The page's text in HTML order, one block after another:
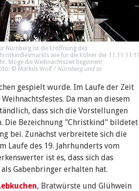
Nürnberg ist die Eröffnung des
wie für die Kölner der 11.11 11:11
Möge die Weihnachtszeit beginnen!
© Markus Wolf / Nürnberg und so
gespielt wurde. Im Laufe der Zeit
Da man an diesem
dass sich die Vorstellungen
Die Bezeichnung "Christkind" bildetet
bei. Zunächst verbreitete sich die
Laufe des 19. Jahrhunderts vom
ist es, dass sich das
Gabenbringer erhalten hat.
, Bratwürste und Glühwein